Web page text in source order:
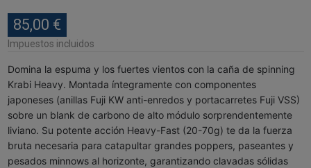
85,00 €
Impuestos incluidos
Domina la espuma y los fuertes vientos con la caña de spinning
Krabi Heavy. Montada íntegramente con componentes
japoneses (anillas Fuji KW anti-enredos y portacarretes Fuji VSS)
sobre un blank de carbono de alto módulo sorprendentemente
liviano. Su potente acción Heavy-Fast (20-70g) te da la fuerza
bruta necesaria para catapultar grandes poppers, paseantes y
pesados minnows al horizonte, garantizando clavadas sólidas